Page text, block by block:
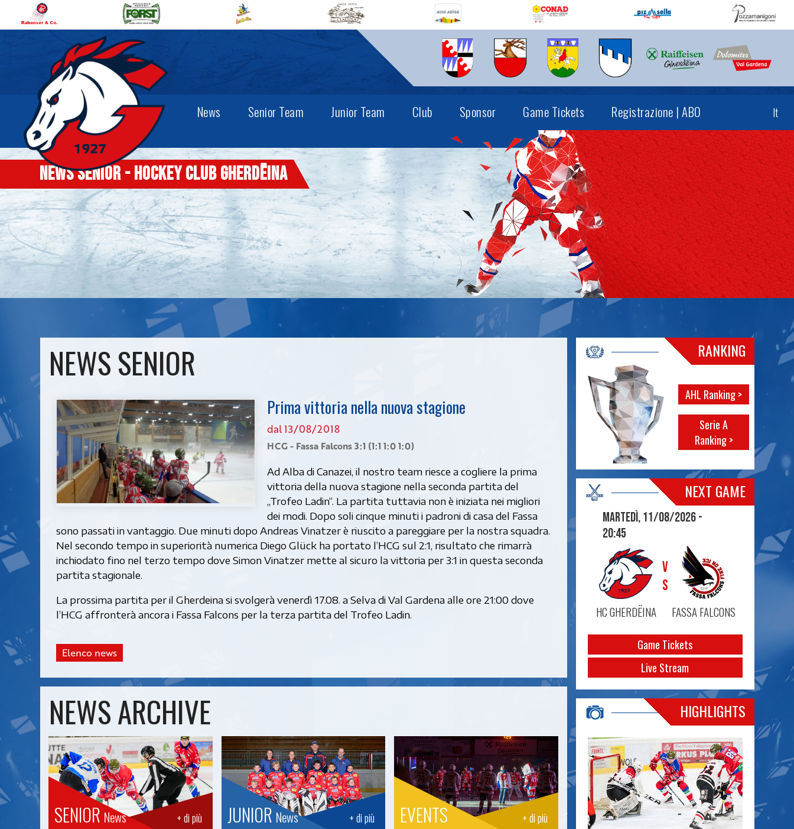
It
News Senior Team Junior Team Club Sponsor Game Tickets Registrazione | ABO
News senior - Hockey Club Gherdëina
NEWS SENIOR
Prima vittoria nella nuova stagione
dal 13/08/2018
HCG - Fassa Falcons 3:1 (1:1 1:0 1:0)
Ad Alba di Canazei, il nostro team riesce a cogliere la prima
vittoria della nuova stagione nella seconda partita del
„Trofeo Ladin“. La partita tuttavia non è iniziata nei migliori
dei modi. Dopo soli cinque minuti i padroni di casa del Fassa
sono passati in vantaggio. Due minuti dopo Andreas Vinatzer è riuscito a pareggiare per la nostra squadra.
Nel secondo tempo in superiorità numerica Diego Glück ha portato l’HCG sul 2:1, risultato che rimarrà
inchiodato fino nel terzo tempo dove Simon Vinatzer mette al sicuro la vittoria per 3:1 in questa seconda
partita stagionale.
La prossima partita per il Gherdeina si svolgerà venerdì 17.08. a Selva di Val Gardena alle ore 21:00 dove
l’HCG affronterà ancora i Fassa Falcons per la terza partita del Trofeo Ladin.
Elenco news
NEWS ARCHIVE
+ di più
SENIOR News + di più
JUNIOR News + di più
EVENTS
RANKING
AHL Ranking >
Serie A
Ranking >
NEXT GAME
Martedì, 11/08/2026 -
20:45
HC GHERDËINA
VS
FASSA FALCONS
Game Tickets
Live Stream
HIGHLIGHTS